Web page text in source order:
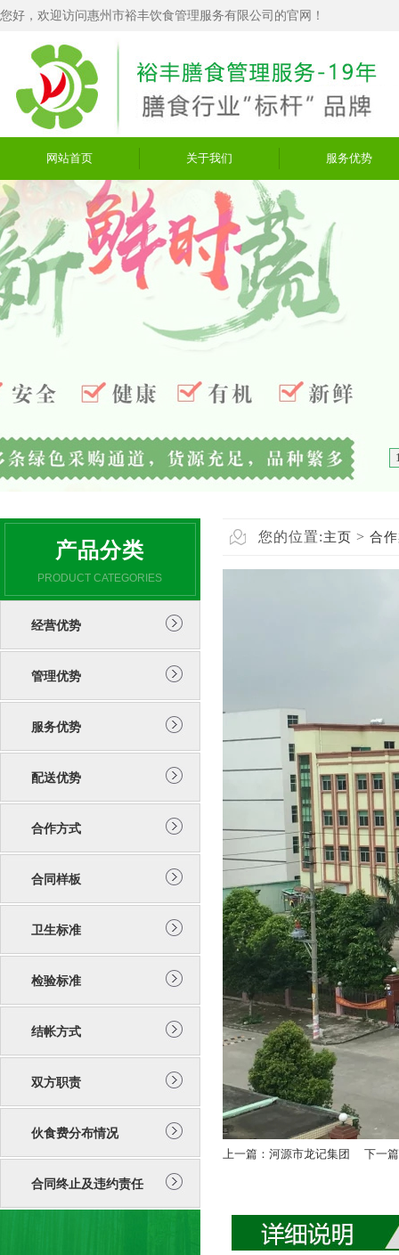
您好，欢迎访问惠州市裕丰饮食管理服务有限公司的官网！
网站首页 关于我们 服务优势
产品分类
PRODUCT CATEGORIES
经营优势
管理优势
服务优势
配送优势
合作方式
合同样板
卫生标准
检验标准
结帐方式
双方职责
伙食费分布情况
合同终止及违约责任
您的位置:主页 > 合
上一篇： 河源市龙记集团 下一